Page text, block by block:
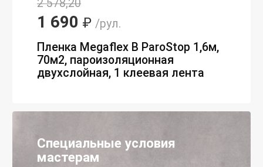
2 578,20
1 690 ₽ /рул.
Пленка Megaflex B ParoStop 1,6м,
70м2, пароизоляционная
двухслойная, 1 клеевая лента
Специальные условия
мастерам